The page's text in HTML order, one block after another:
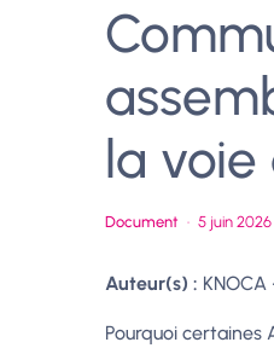
la voie
Document · 5 juin 2026
Auteur(s) :
Pourquoi certaines